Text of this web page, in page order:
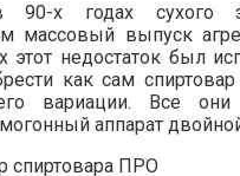
90-х годах сухого
массовый выпуск
этот недостаток был
как сам
вариации. Все
аппарат
спиртовара ПРО